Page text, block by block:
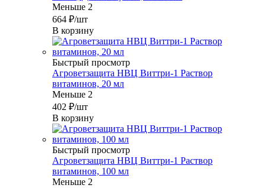
Меньше 2
664 ₽/шт
В корзину
Быстрый просмотр
Агроветзащита НВЦ Виттри-1 Раствор
витаминов, 20 мл
Меньше 2
402 ₽/шт
В корзину
Быстрый просмотр
Агроветзащита НВЦ Виттри-1 Раствор
витаминов, 100 мл
Меньше 2